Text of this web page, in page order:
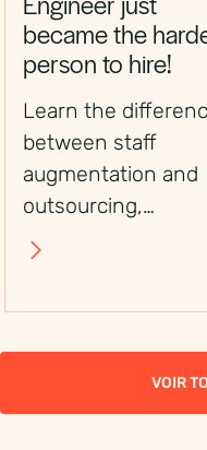
became the
person to hire!
Learn the
between staff
augmentation and
outsourcing,
including control,
VOIR